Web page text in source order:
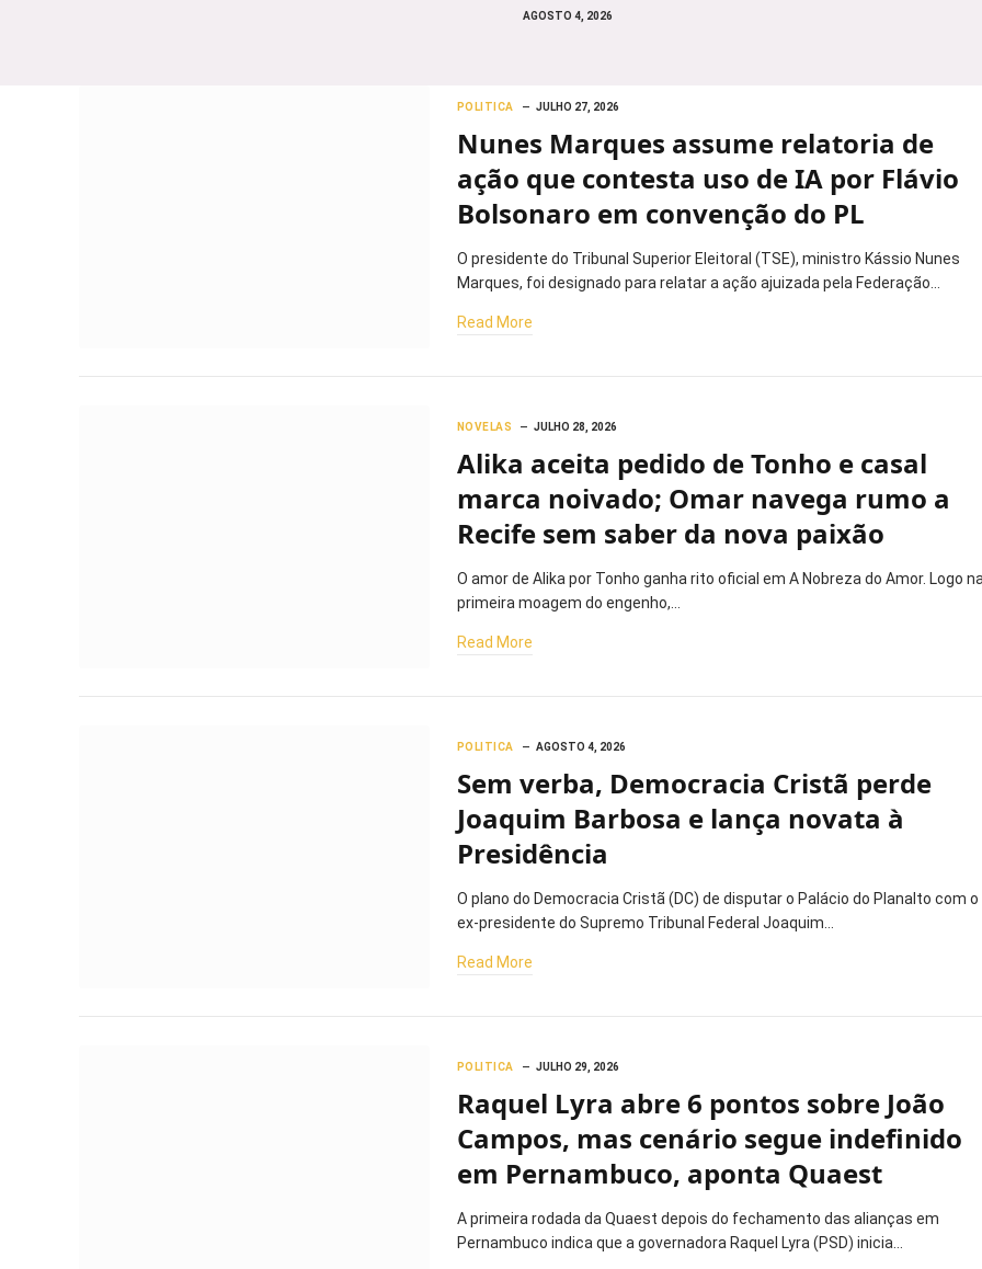
AGOSTO 4, 2026
POLITICA JULHO 27, 2026
Nunes Marques assume relatoria de
ação que contesta uso de IA por Flávio
Bolsonaro em convenção do PL
O presidente do Tribunal Superior Eleitoral (TSE), ministro Kássio Nunes
Marques, foi designado para relatar a ação ajuizada pela Federação…
Read More
NOVELAS JULHO 28, 2026
Alika aceita pedido de Tonho e casal
marca noivado; Omar navega rumo a
Recife sem saber da nova paixão
O amor de Alika por Tonho ganha rito oficial em A Nobreza do Amor. Logo na
primeira moagem do engenho,…
Read More
POLITICA AGOSTO 4, 2026
Sem verba, Democracia Cristã perde
Joaquim Barbosa e lança novata à
Presidência
O plano do Democracia Cristã (DC) de disputar o Palácio do Planalto com o
ex-presidente do Supremo Tribunal Federal Joaquim…
Read More
POLITICA JULHO 29, 2026
Raquel Lyra abre 6 pontos sobre João
Campos, mas cenário segue indefinido
em Pernambuco, aponta Quaest
A primeira rodada da Quaest depois do fechamento das alianças em
Pernambuco indica que a governadora Raquel Lyra (PSD) inicia…